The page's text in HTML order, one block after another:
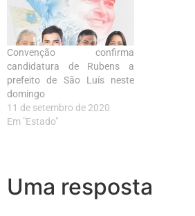
Convenção confirma
candidatura de Rubens a
prefeito de São Luís neste
domingo
11 de setembro de 2020
Em "Estado"
Uma resposta